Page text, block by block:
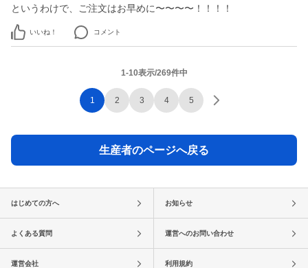
というわけで、ご注文はお早めに〜〜〜〜！！！！
いいね！ コメント
1-10表示/269件中
1 2 3 4 5
生産者のページへ戻る
はじめての方へ お知らせ
よくある質問 運営へのお問い合わせ
運営会社 利用規約